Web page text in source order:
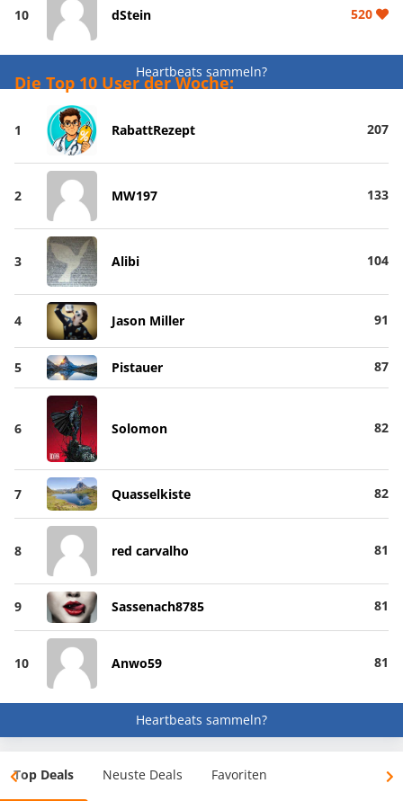
10 dStein 520
Heartbeats sammeln?
Die Top 10 User der Woche:
1 RabattRezept 207
2 MW197 133
3 Alibi 104
4 Jason Miller 91
5 Pistauer 87
6 Solomon 82
7 Quasselkiste 82
8 red carvalho 81
9 Sassenach8785 81
10 Anwo59 81
Heartbeats sammeln?
Top Deals Neuste Deals Favoriten